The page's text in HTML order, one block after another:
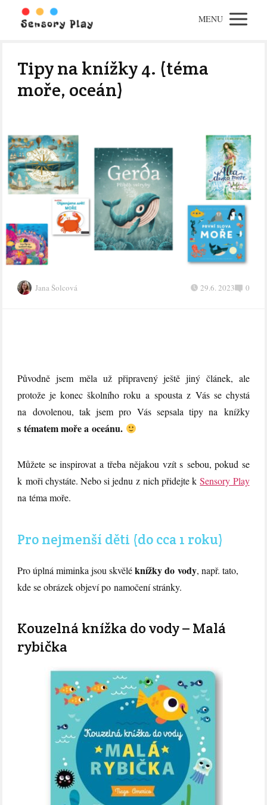
MENU
Tipy na knížky 4. (téma
moře, oceán)
Jana Šolcová 29.6. 2023 0
Původně jsem měla už připravený ještě jiný článek, ale
protože je konec školního roku a spousta z Vás se chystá
na dovolenou, tak jsem pro Vás sepsala tipy na knížky
s tématem moře a oceánu.
Můžete se inspirovat a třeba nějakou vzít s sebou, pokud se
k moři chystáte. Nebo si jednu z nich přidejte kSensory Play
na téma moře.
Pro nejmenší děti (do cca 1 roku)
Pro úplná miminka jsou skvěléknížky do vody, např. tato,
kde se obrázek objeví po namočení stránky.
Kouzelná knížka do vody – Malá
rybička